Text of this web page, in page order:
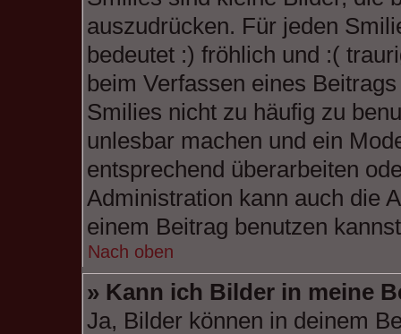
auszudrücken. Für jeden
bedeutet :) fröhlich und :(
beim Verfassen eines
Smilies nicht zu häufig zu
unlesbar machen und ein
entsprechend überarbeiten
Administration kann auch die
einem Beitrag benutzen
Nach oben
» Kann ich Bilder in meine
Ja, Bilder können in deinem